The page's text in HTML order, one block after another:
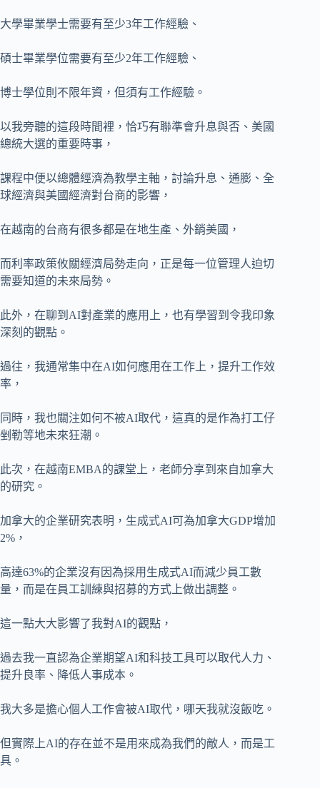
大學畢業學士需要有至少3年工作經驗、
碩士畢業學位需要有至少2年工作經驗、
博士學位則不限年資，但須有工作經驗。
以我旁聽的這段時間裡，恰巧有聯準會升息與否、美國
總統大選的重要時事，
課程中便以總體經濟為教學主軸，討論升息、通膨、全
球經濟與美國經濟對台商的影響，
在越南的台商有很多都是在地生產、外銷美國，
而利率政策攸關經濟局勢走向，正是每一位管理人迫切
需要知道的未來局勢。
此外，在聊到AI對產業的應用上，也有學習到令我印象
深刻的觀點。
過往，我通常集中在AI如何應用在工作上，提升工作效
率，
同時，我也關注如何不被AI取代，這真的是作為打工仔
剉勒等地未來狂潮。
此次，在越南EMBA的課堂上，老師分享到來自加拿大
的研究。
加拿大的企業研究表明，生成式AI可為加拿大GDP增加
2%，
高達63%的企業沒有因為採用生成式AI而減少員工數
量，而是在員工訓練與招募的方式上做出調整。
這一點大大影響了我對AI的觀點，
過去我一直認為企業期望AI和科技工具可以取代人力、
提升良率、降低人事成本。
我大多是擔心個人工作會被AI取代，哪天我就沒飯吃。
但實際上AI的存在並不是用來成為我們的敵人，而是工
具。